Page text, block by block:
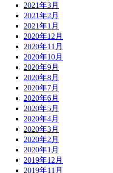
2021年3月
2021年2月
2021年1月
2020年12月
2020年11月
2020年10月
2020年9月
2020年8月
2020年7月
2020年6月
2020年5月
2020年4月
2020年3月
2020年2月
2020年1月
2019年12月
2019年11月